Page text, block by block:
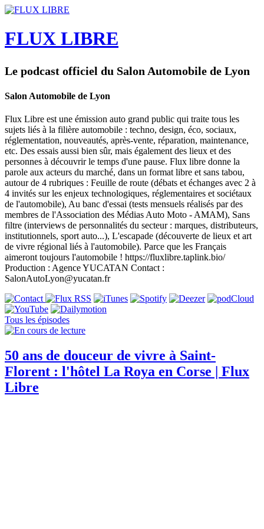
FLUX LIBRE
Le podcast officiel du Salon Automobile de Lyon
Salon Automobile de Lyon
Flux Libre est une émission auto grand public qui traite tous les
sujets liés à la filière automobile : techno, design, éco, sociaux,
réglementation, nouveautés, après-vente, réparation, maintenance,
etc. Des essais aussi bien sûr, mais également des lieux et des
personnes à découvrir le temps d'une pause. Flux libre donne la
parole aux acteurs du marché, dans un format libre et sans tabou,
autour de 4 rubriques : Feuille de route (débats et échanges avec 2 à
4 invités sur les enjeux technologiques, réglementaires et sociétaux
de l'automobile), Au banc d'essai (tests mensuels réalisés par des
membres de l'Association des Médias Auto Moto - AMAM), Sans
filtre (interviews de personnalités du secteur : marques, distributeurs,
institutionnels, sport auto...), L'escapade (découverte de lieux et art
de vivre régional liés à l'automobile). Parce que les Français
aimeront toujours l'automobile ! https://fluxlibre.taplink.bio/
Production : Agence YUCATAN Contact :
SalonAutoLyon@yucatan.fr
Tous les épisodes
50 ans de douceur de vivre à Saint-
Florent : l'hôtel La Roya en Corse | Flux
Libre